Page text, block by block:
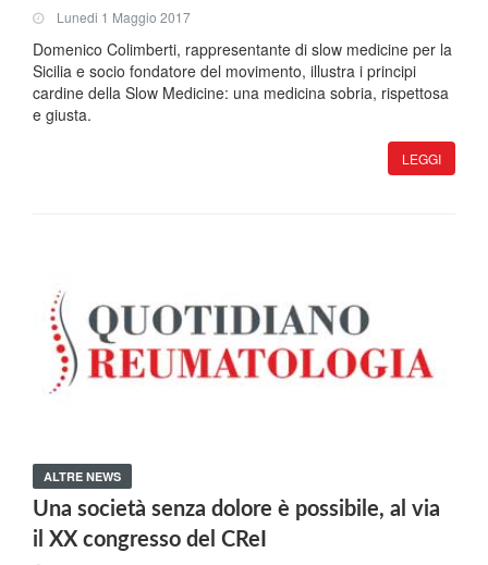
Lunedi 1 Maggio 2017
Domenico Colimberti, rappresentante di slow medicine per la
Sicilia e socio fondatore del movimento, illustra i principi
cardine della Slow Medicine: una medicina sobria, rispettosa
e giusta.
LEGGI
ALTRE NEWS
Una società senza dolore è possibile, al via
il XX congresso del CReI